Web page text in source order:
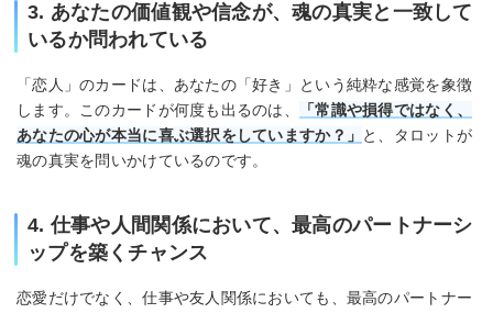
3. あなたの価値観や信念が、魂の真実と一致して
いるか問われている
「恋人」のカードは、あなたの「好き」という純粋な感覚を象徴
します。このカードが何度も出るのは、
「常識や損得ではなく、
あなたの心が本当に喜ぶ選択をしていますか？」 と、タロットが
魂の真実を問いかけているのです。
4. 仕事や人間関係において、最高のパートナーシ
ップを築くチャンス
恋愛だけでなく、仕事や友人関係においても、最高のパートナー